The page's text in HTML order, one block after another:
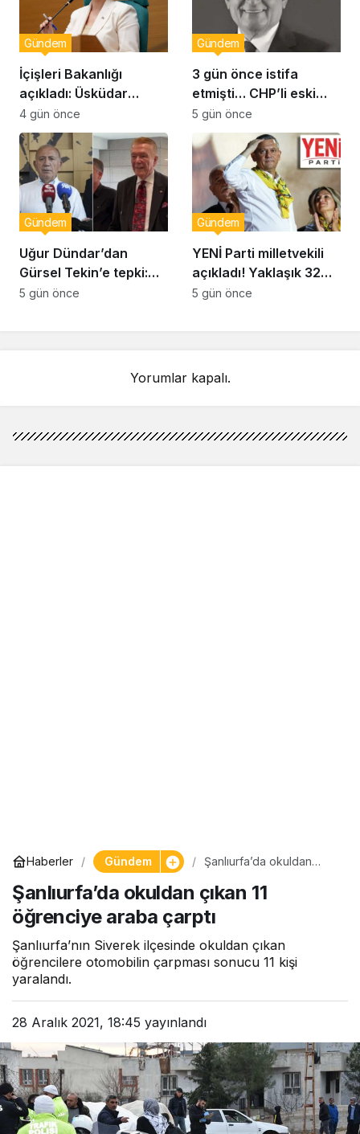
İçişleri Bakanlığı
açıkladı: Üsküdar
Belediye Başkanı
Sinem Dedetaş
görevden uzaklaştırıldı
Gündem
4 gün önce
3 gün önce istifa
etmişti… CHP’li eski
vekil Orhan Ziya Diren
hayatını kaybetti!
Gündem
5 gün önce
Uğur Dündar’dan
Gürsel Tekin’e tepki:
Hakkında suç
Gündem
5 gün önce
YENİ Parti milletvekili
açıkladı! Yaklaşık 32
bin yurttaş bağış yaptı:
Gündem
5 gün önce
Yorumlar kapalı.
Haberler Gündem
Şanlıurfa’da okuldan
çarptı
Şanlıurfa’da okuldan çıkan 11
öğrenciye araba çarptı
Şanlıurfa’nın Siverek ilçesinde okuldan çıkan
öğrencilere otomobilin çarpması sonucu 11 kişi
yaralandı.
28 Aralık 2021, 18:45 yayınlandı